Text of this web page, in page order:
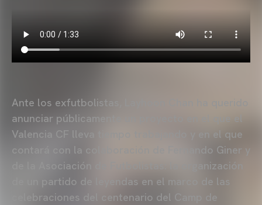
Ante los exfutbolistas, Layhoon Chan ha querido
anunciar públicamente un proyecto en el que el
Valencia CF lleva tiempo trabajando y en el que
contará con la colaboración de Fernando Giner y
de la Asociación de Futbolistas: la organización
de un partido de leyendas en el marco de las
celebraciones del centenario del Camp de